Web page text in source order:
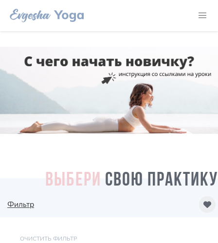
ВЫБЕРИ СВОЮ ПРАКТИКУ
Фильтр
ОЧИСТИТЬ ФИЛЬТР